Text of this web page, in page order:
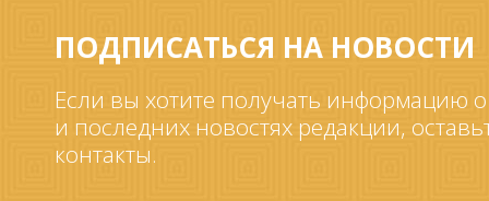
ПОДПИСАТЬСЯ НА НОВОСТИ
Если вы хотите получать информацию
и последних новостях редакции,
контакты.